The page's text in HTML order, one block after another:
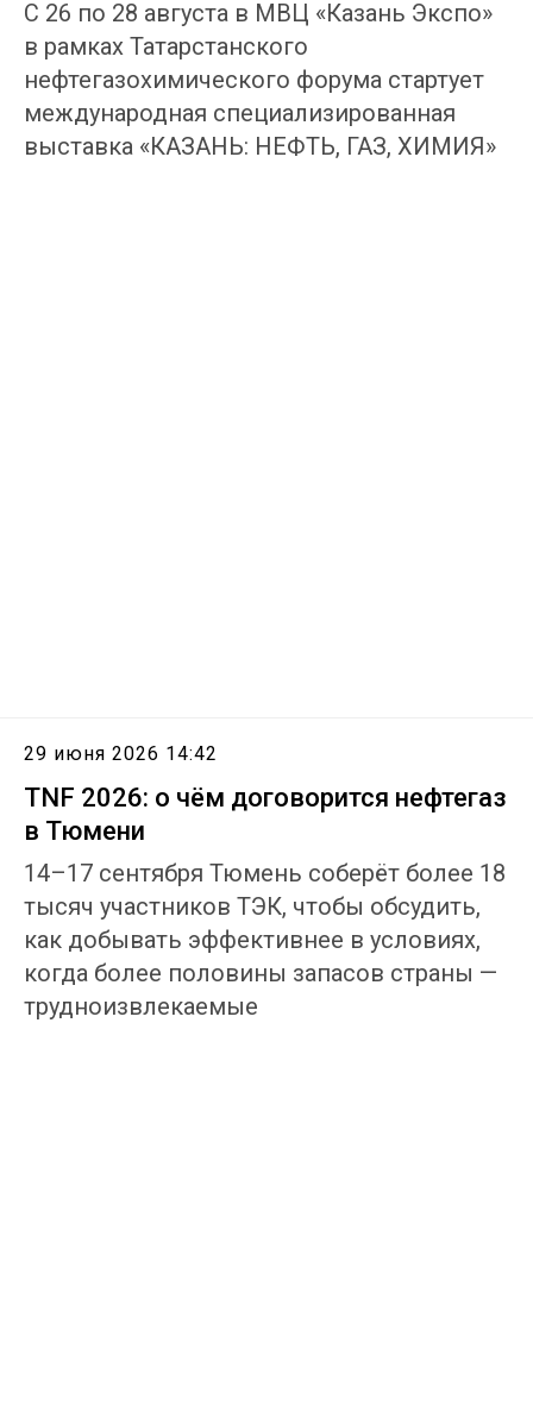
С 26 по 28 августа в МВЦ «Казань Экспо»
в рамках Татарстанского
нефтегазохимического форума стартует
международная специализированная
выставка «КАЗАНЬ: НЕФТЬ, ГАЗ, ХИМИЯ»
29 июня 2026 14:42
TNF 2026: о чём договорится нефтегаз
в Тюмени
14–17 сентября Тюмень соберёт более 18
тысяч участников ТЭК, чтобы обсудить,
как добывать эффективнее в условиях,
когда более половины запасов страны —
трудноизвлекаемые